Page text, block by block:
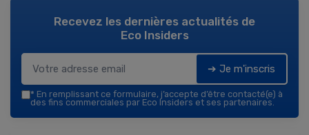
Recevez les dernières actualités de
Eco Insiders
➔ Je m'inscris
* En remplissant ce formulaire, j’accepte d’être contacté(e) à
des fins commerciales par Eco Insiders et ses partenaires.